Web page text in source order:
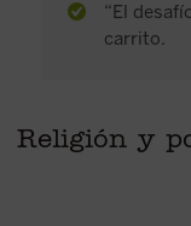
“El
carrito.
Religión y